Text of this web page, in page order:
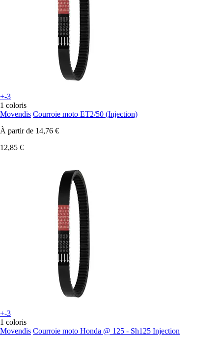
+-3
1 coloris
Movendis Courroie moto ET2/50 (Injection)
À partir de 14,76 €
12,85 €
+-3
1 coloris
Movendis Courroie moto Honda @ 125 - Sh125 Injection